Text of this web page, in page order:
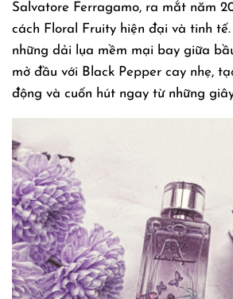
Salvatore Ferragamo, ra mắt năm
cách Floral Fruity hiện đại và tinh
những dải lụa mềm mại bay giữa
mở đầu với Black Pepper cay nhẹ,
động và cuốn hút ngay từ những